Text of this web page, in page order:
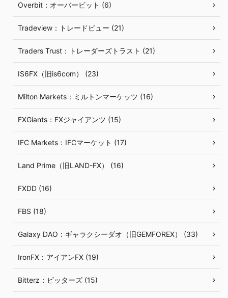
Overbit：オーバービット (6)
Tradeview：トレードビュー (21)
Traders Trust：トレーダーズトラスト (21)
IS6FX（旧is6com） (23)
Milton Markets：ミルトンマーケッツ (16)
FXGiants：FXジャイアンツ (15)
IFC Markets：IFCマーケット (17)
Land Prime（旧LAND-FX） (16)
FXDD (16)
FBS (18)
Galaxy DAO：ギャラクシーダオ（旧GEMFOREX） (33)
IronFX：アイアンFX (19)
Bitterz：ビッターズ (15)